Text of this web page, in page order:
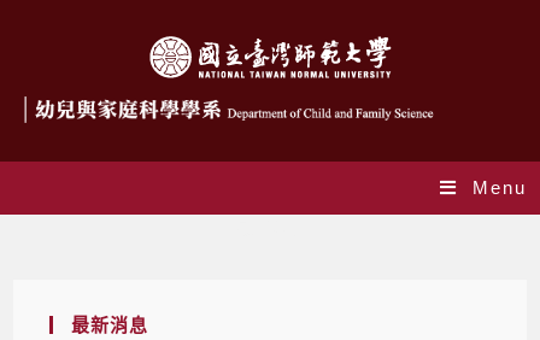
Menu
最新消息